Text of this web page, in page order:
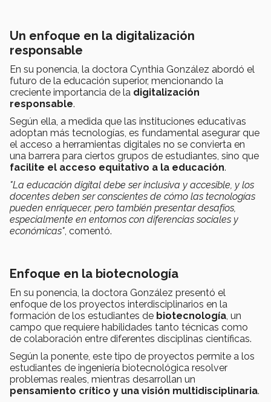
Un enfoque en la digitalización
responsable
En su ponencia, la doctora Cynthia González abordó el
futuro de la educación superior, mencionando la
creciente importancia de la digitalización
responsable.
Según ella, a medida que las instituciones educativas
adoptan más tecnologías, es fundamental asegurar que
el acceso a herramientas digitales no se convierta en
una barrera para ciertos grupos de estudiantes, sino que
facilite el acceso equitativo a la educación.
"La educación digital debe ser inclusiva y accesible, y los
docentes deben ser conscientes de cómo las tecnologías
pueden enriquecer, pero también presentar desafíos,
especialmente en entornos con diferencias sociales y
económicas", comentó.
Enfoque en la biotecnología
En su ponencia, la doctora González presentó el
enfoque de los proyectos interdisciplinarios en la
formación de los estudiantes de biotecnología, un
campo que requiere habilidades tanto técnicas como
de colaboración entre diferentes disciplinas científicas.
Según la ponente, este tipo de proyectos permite a los
estudiantes de ingeniería biotecnológica resolver
problemas reales, mientras desarrollan un
pensamiento crítico y una visión multidisciplinaria.